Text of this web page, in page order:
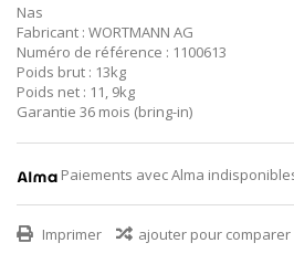
Nas
Fabricant : WORTMANN AG
Numéro de référence : 1100613
Poids brut : 13kg
Poids net : 11, 9kg
Garantie 36 mois (bring-in)
Paiements avec Alma
Imprimer ajouter pour comparer